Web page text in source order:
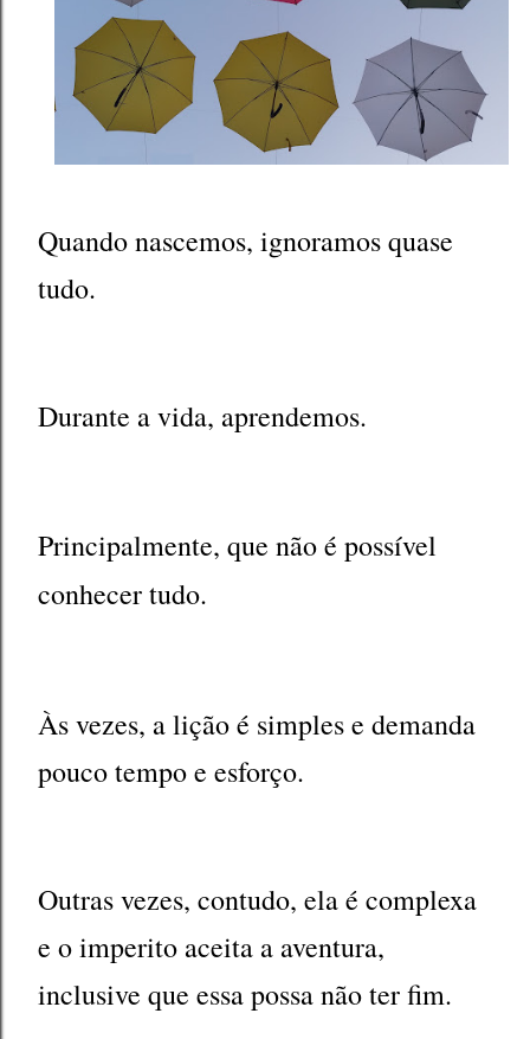
Quando nascemos, ignoramos quase
tudo.
Durante a vida, aprendemos.
Principalmente, que não é possível
conhecer tudo.
Às vezes, a lição é simples e demanda
pouco tempo e esforço.
Outras vezes, contudo, ela é complexa
e o imperito aceita a aventura,
inclusive que essa possa não ter fim.